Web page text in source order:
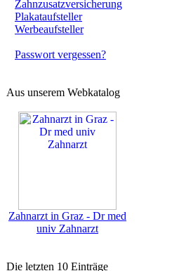
Zahnzusatzversicherung
Plakataufsteller
Werbeaufsteller
Passwort vergessen?
Aus unserem Webkatalog
Zahnarzt in Graz - Dr med
univ Zahnarzt
Die letzten 10 Einträge